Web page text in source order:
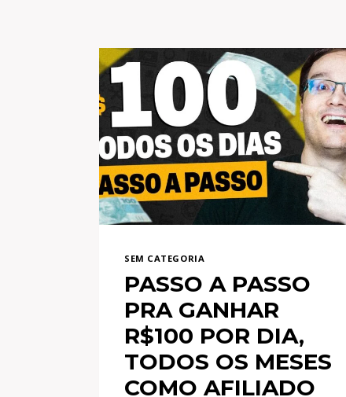
SEM CATEGORIA
PASSO A PASSO
PRA GANHAR
R$100 POR DIA,
TODOS OS MESES
COMO AFILIADO